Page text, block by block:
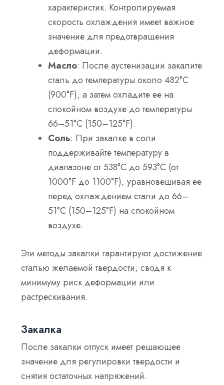
характеристик. Контролируемая
скорость охлаждения имеет важное
значение для предотвращения
деформации.
Масло: После аустенизации закалите
сталь до температуры около 482°C
(900°F), а затем охладите ее на
спокойном воздухе до температуры
66–51°C (150–125°F).
Соль: При закалке в соли
поддерживайте температуру в
диапазоне от 538°C до 593°C (от
1000°F до 1100°F), уравновешивая ее
перед охлаждением стали до 66–
51°C (150–125°F) на спокойном
воздухе.
Эти методы закалки гарантируют достижение
сталью желаемой твердости, сводя к
минимуму риск деформации или
растрескивания.
Закалка
После закалки отпуск имеет решающее
значение для регулировки твердости и
снятия остаточных напряжений.